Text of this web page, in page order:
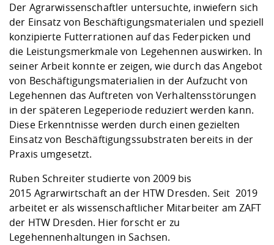
Der Agrarwissenschaftler untersuchte, inwiefern sich
der Einsatz von Beschäftigungsmaterialen und speziell
konzipierte Futterrationen auf das Federpicken und
die Leistungsmerkmale von Legehennen auswirken. In
seiner Arbeit konnte er zeigen, wie durch das Angebot
von Beschäftigungsmaterialien in der Aufzucht von
Legehennen das Auftreten von Verhaltensstörungen
in der späteren Legeperiode reduziert werden kann.
Diese Erkenntnisse werden durch einen gezielten
Einsatz von Beschäftigungssubstraten bereits in der
Praxis umgesetzt.
Ruben Schreiter studierte von 2009 bis
2015 Agrarwirtschaft an der HTW Dresden. Seit 2019
arbeitet er als wissenschaftlicher Mitarbeiter am ZAFT
der HTW Dresden. Hier forscht er zu
Legehennenhaltungen in Sachsen.